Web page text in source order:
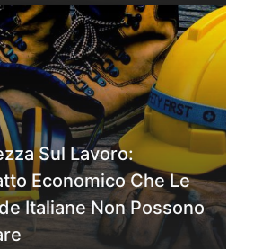
Sul Lavoro:
Economico Che Le
Italiane Non Possono